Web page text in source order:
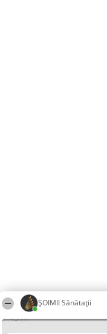
ŞOIMII Sănătații
13:11